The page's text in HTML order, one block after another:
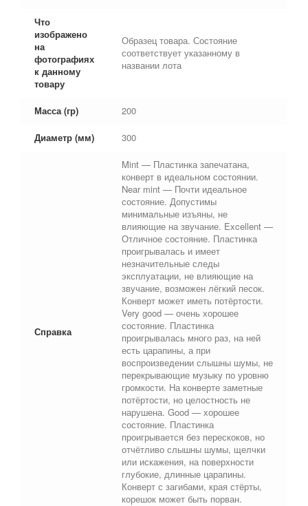
Что
изображено
на
фотографиях
к данному
товару
Образец товара. Состояние
соответствует указанному в
названии лота
Масса (гр) 200
Диаметр (мм) 300
Справка
Mint — Пластинка запечатана,
конверт в идеальном состоянии.
Near mint — Почти идеальное
состояние. Допустимы
минимальные изъяны, не
влияющие на звучание. Excellent —
Отличное состояние. Пластинка
проигрывалась и имеет
незначительные следы
эксплуатации, не влияющие на
звучание, возможен лёгкий песок.
Конверт может иметь потёртости.
Very good — очень хорошее
состояние. Пластинка
проигрывалась много раз, на ней
есть царапины, а при
воспроизведении слышны шумы, не
перекрывающие музыку по уровню
громкости. На конверте заметные
потёртости, но целостность не
нарушена. Good — хорошее
состояние. Пластинка
проигрывается без перескоков, но
отчётливо слышны шумы, щелчки
или искажения, на поверхности
глубокие, длинные царапины.
Конверт с загибами, края стёрты,
корешок может быть порван.